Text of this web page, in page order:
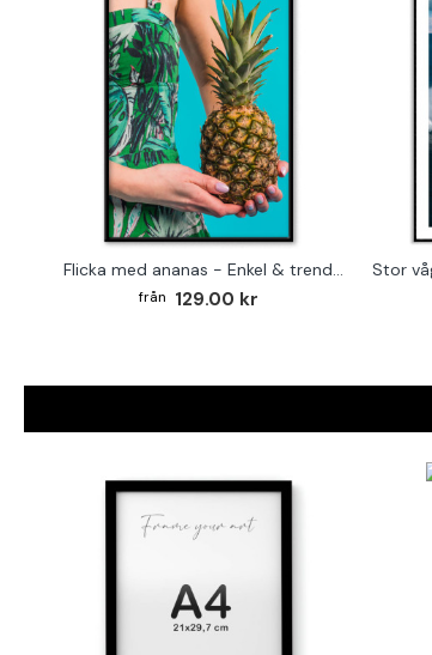
Flicka med ananas - Enkel & trendig poster
129.00 kr
Stor